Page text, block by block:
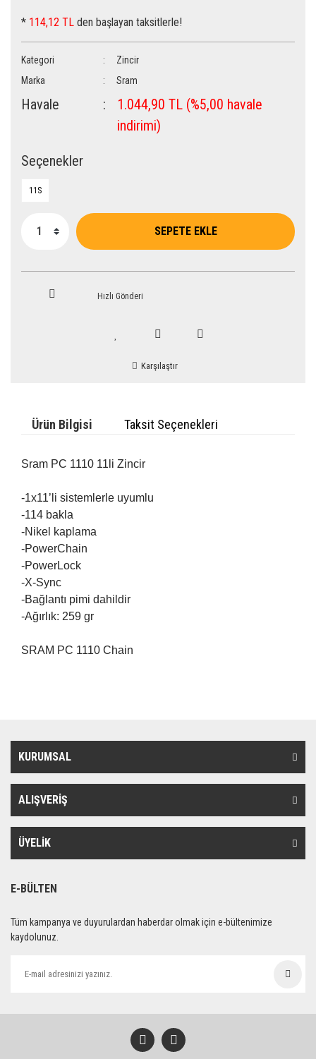
* 114,12 TL den başlayan taksitlerle!
Kategori
Zincir
Marka
Sram
Havale
1.044,90 TL (%5,00 havale
indirimi)
Seçenekler
11S
SEPETE EKLE
Hızlı Gönderi
Karşılaştır
Ürün Bilgisi Taksit Seçenekleri
Sram PC 1110 11li Zincir
-1x11’li sistemlerle uyumlu
-114 bakla
-Nikel kaplama
-PowerChain
-PowerLock
-X-Sync
-Bağlantı pimi dahildir
-Ağırlık: 259 gr
SRAM PC 1110 Chain
KURUMSAL
ALIŞVERİŞ
ÜYELİK
E-BÜLTEN
Tüm kampanya ve duyurulardan haberdar olmak için e-bültenimize
kaydolunuz.